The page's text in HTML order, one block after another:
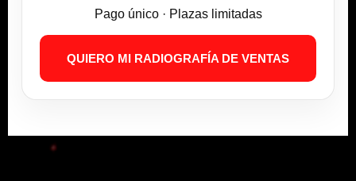
Pago único · Plazas limitadas
QUIERO MI RADIOGRAFÍA DE VENTAS